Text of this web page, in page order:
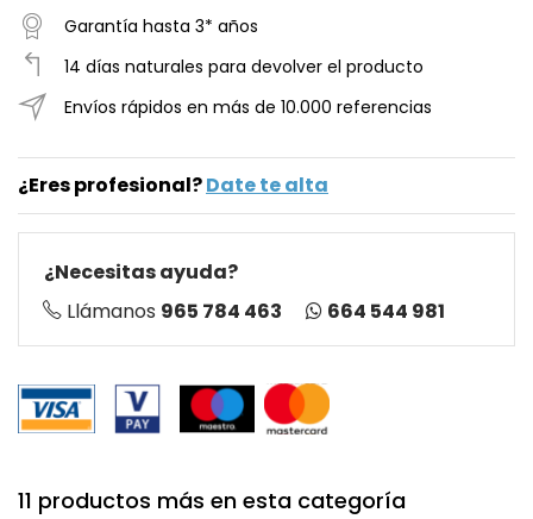
Garantía hasta 3* años
14 días naturales para devolver el producto
Envíos rápidos en más de 10.000 referencias
¿Eres profesional?Date te alta
¿Necesitas ayuda?
Llámanos 965 784 463 664 544 981
11 productos más en esta categoría